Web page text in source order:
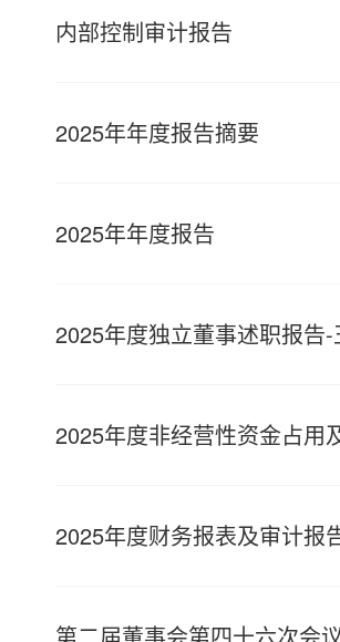
内部控制审计报告
2025年年度报告摘要
2025年年度报告
2025年度独立董事述职报告-
2025年度非经营性资金占用
2025年度财务报表及审计报